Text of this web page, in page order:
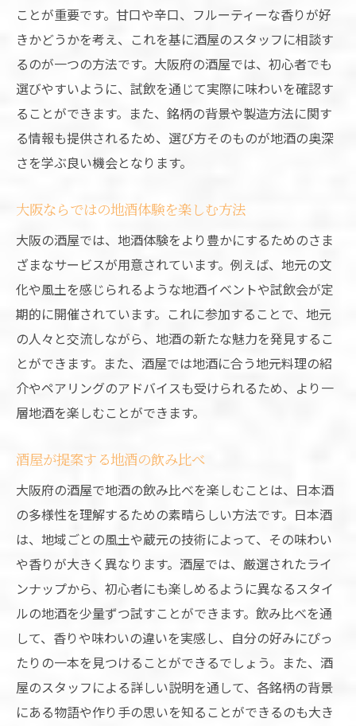
ことが重要です。甘口や辛口、フルーティーな香りが好
きかどうかを考え、これを基に酒屋のスタッフに相談す
るのが一つの方法です。大阪府の酒屋では、初心者でも
選びやすいように、試飲を通じて実際に味わいを確認す
ることができます。また、銘柄の背景や製造方法に関す
る情報も提供されるため、選び方そのものが地酒の奥深
さを学ぶ良い機会となります。
大阪ならではの地酒体験を楽しむ方法
大阪の酒屋では、地酒体験をより豊かにするためのさま
ざまなサービスが用意されています。例えば、地元の文
化や風土を感じられるような地酒イベントや試飲会が定
期的に開催されています。これに参加することで、地元
の人々と交流しながら、地酒の新たな魅力を発見するこ
とができます。また、酒屋では地酒に合う地元料理の紹
介やペアリングのアドバイスも受けられるため、より一
層地酒を楽しむことができます。
酒屋が提案する地酒の飲み比べ
大阪府の酒屋で地酒の飲み比べを楽しむことは、日本酒
の多様性を理解するための素晴らしい方法です。日本酒
は、地域ごとの風土や蔵元の技術によって、その味わい
や香りが大きく異なります。酒屋では、厳選されたライ
ンナップから、初心者にも楽しめるように異なるスタイ
ルの地酒を少量ずつ試すことができます。飲み比べを通
して、香りや味わいの違いを実感し、自分の好みにぴっ
たりの一本を見つけることができるでしょう。また、酒
屋のスタッフによる詳しい説明を通して、各銘柄の背景
にある物語や作り手の思いを知ることができるのも大き